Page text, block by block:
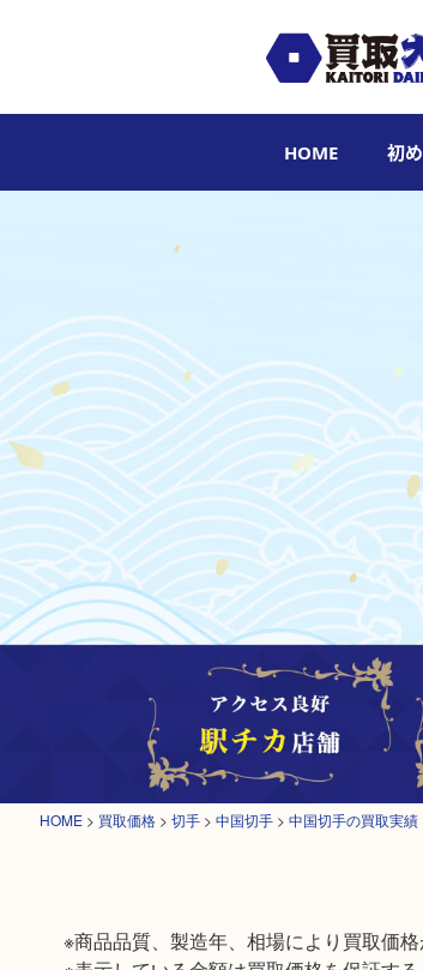
HOME 初
HOME > 買取価格 > 切手 > 中国切手 > 中国切手の買取実績
※商品品質、製造年、相場により買取価格